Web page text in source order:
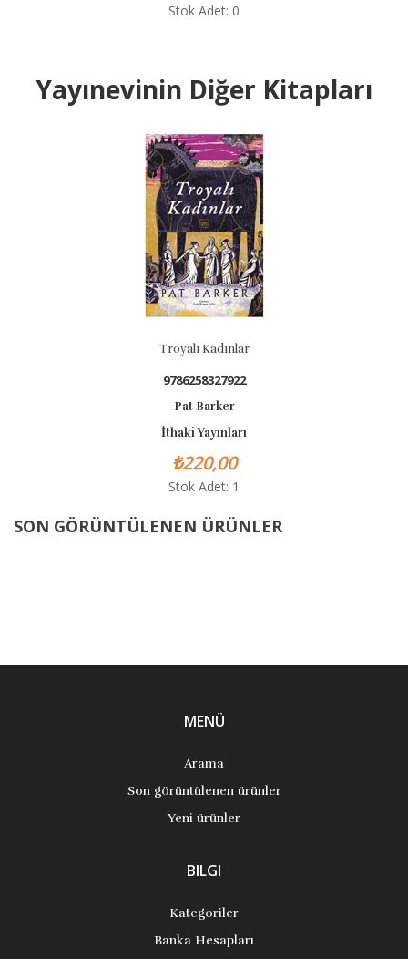
Stok Adet: 0
Yayınevinin Diğer Kitapları
Troyalı Kadınlar
9786258327922
Pat Barker
İthaki Yayınları
₺220,00
Stok Adet: 1
SON GÖRÜNTÜLENEN ÜRÜNLER
MENÜ
Arama
Son görüntülenen ürünler
Yeni ürünler
BILGI
Kategoriler
Banka Hesapları